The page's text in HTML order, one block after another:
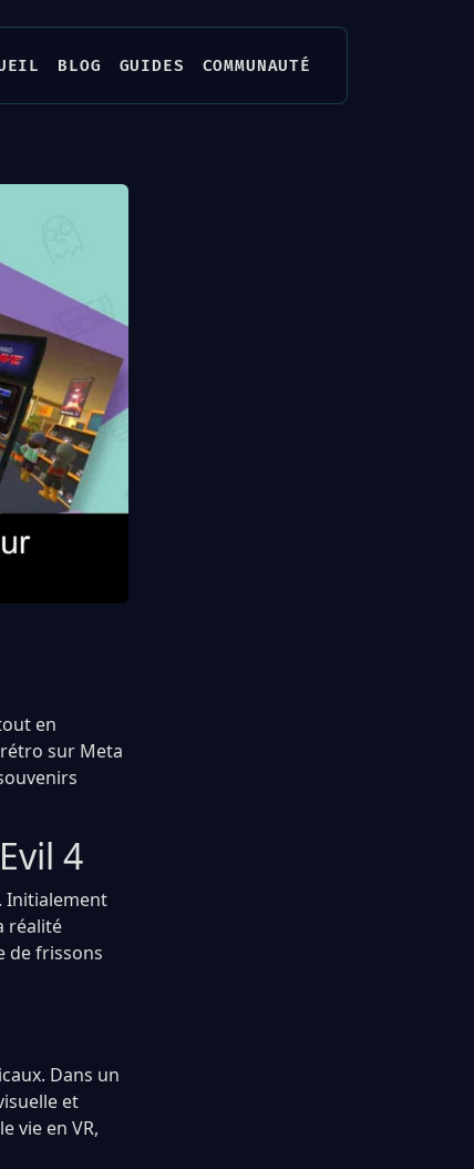
BLOG GUIDES COMMUNAUTÉ
en
sur Meta
4
Initialement
réalité
de frissons
Dans un
et
vie en VR,